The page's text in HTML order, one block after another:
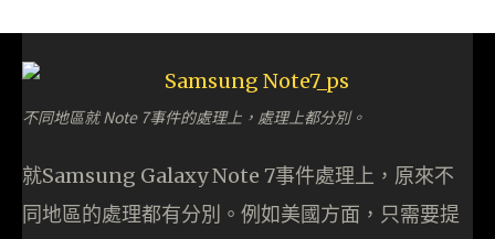
不同地區就 Note 7事件的處理上，處理上都分別。
就Samsung Galaxy Note 7事件處理上，原來不
同地區的處理都有分別。例如美國方面，只需要提